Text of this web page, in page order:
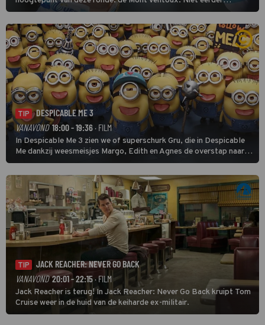
finishten de vrouwen voor deze koers op deze kale col uit de
buitencategorie. De aanloop naar de slotklim is vlak.
TIP
DESPICABLE ME 3
VANAVOND 18:00 - 19:36· FILM
In Despicable Me 3 zien we of superschurk Gru, die in Despicable
Me dankzij weesmeisjes Margo, Edith en Agnes de overstap naar
het rechte pad maakte, ook op dat pad weet te blijven.
TIP
JACK REACHER: NEVER GO BACK
VANAVOND 20:01 - 22:15· FILM
Jack Reacher is terug! In Jack Reacher: Never Go Back kruipt Tom
Cruise weer in de huid van de keiharde ex-militair.